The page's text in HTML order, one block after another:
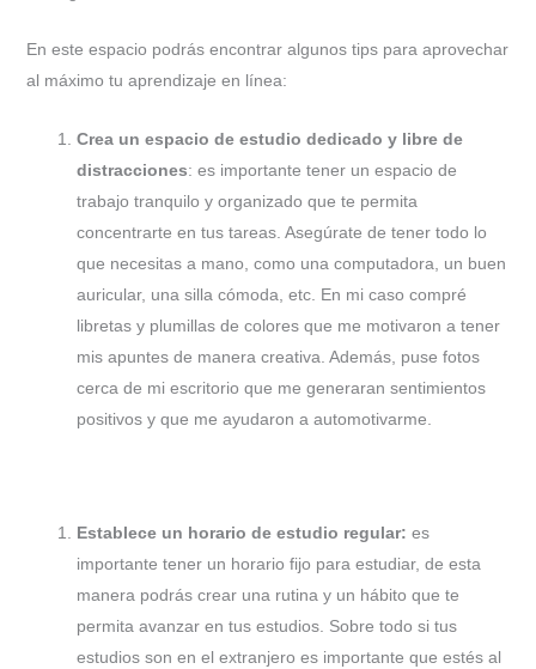
En este espacio podrás encontrar algunos tips para aprovechar
al máximo tu aprendizaje en línea:
Crea un espacio de estudio dedicado y libre de
distracciones: es importante tener un espacio de
trabajo tranquilo y organizado que te permita
concentrarte en tus tareas. Asegúrate de tener todo lo
que necesitas a mano, como una computadora, un buen
auricular, una silla cómoda, etc. En mi caso compré
libretas y plumillas de colores que me motivaron a tener
mis apuntes de manera creativa. Además, puse fotos
cerca de mi escritorio que me generaran sentimientos
positivos y que me ayudaron a automotivarme.
Establece un horario de estudio regular: es
importante tener un horario fijo para estudiar, de esta
manera podrás crear una rutina y un hábito que te
permita avanzar en tus estudios. Sobre todo si tus
estudios son en el extranjero es importante que estés al